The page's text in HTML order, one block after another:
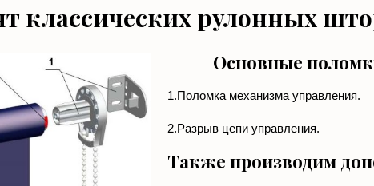
классических рулонных
Основные
1.Поломка механизма управления.
2.Разрыв цепи управления.
Также производим